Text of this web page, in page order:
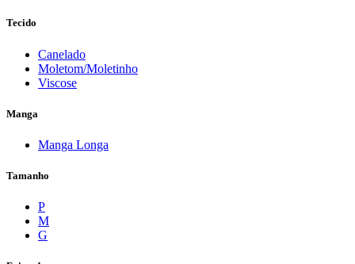
Tecido
Canelado
Moletom/Moletinho
Viscose
Manga
Manga Longa
Tamanho
P
M
G